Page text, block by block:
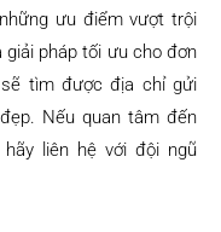
ưu điểm vượt trội
pháp tối ưu cho đơn
sẽ tìm được địa chỉ gửi
Nếu quan tâm đến
liên hệ với đội ngũ